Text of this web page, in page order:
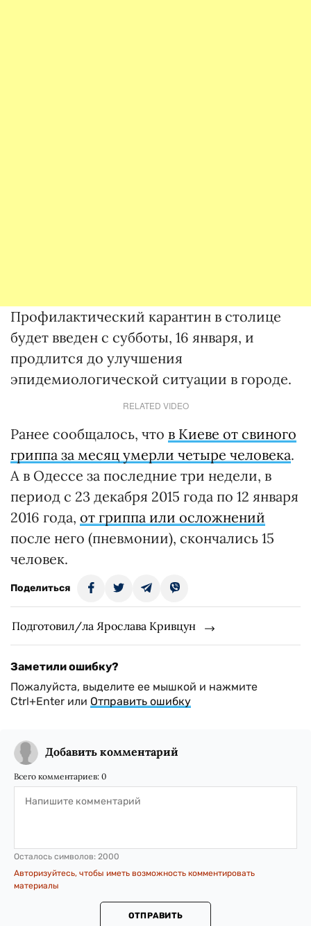
Профилактический карантин в столице
будет введен с субботы, 16 января, и
продлится до улучшения
эпидемиологической ситуации в городе.
RELATED VIDEO
Ранее сообщалось, что в Киеве от свиного
гриппа за месяц умерли четыре человека.
А в Одессе за последние три недели, в
период с 23 декабря 2015 года по 12 января
2016 года, от гриппа или осложнений
после него (пневмонии), скончались 15
человек.
Поделиться
Подготовил/ла Ярослава Кривцун
Заметили ошибку?
Пожалуйста, выделите ее мышкой и нажмите
Ctrl+Enter или Отправить ошибку
Добавить комментарий
Всего комментариев: 0
Осталось символов: 2000
Авторизуйтесь, чтобы иметь возможность комментировать
материалы
ОТПРАВИТЬ